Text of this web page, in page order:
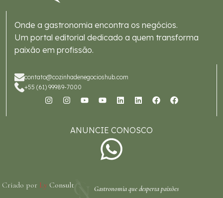
Onde a gastronomia encontra os negócios.
Um portal editorial dedicado a quem transforma
paixão em profissão.
contato@cozinhadenegocioshub.com
+55 (61) 99989-7000
ANUNCIE CONOSCO
Criado por Ly Consult Gastronomia que desperta paixões